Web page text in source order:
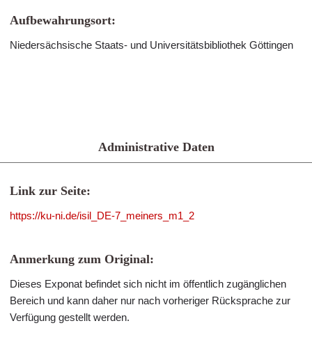
Aufbewahrungsort:
Niedersächsische Staats- und Universitätsbibliothek Göttingen
Administrative Daten
Link zur Seite:
https://ku-ni.de/isil_DE-7_meiners_m1_2
Anmerkung zum Original:
Dieses Exponat befindet sich nicht im öffentlich zugänglichen
Bereich und kann daher nur nach vorheriger Rücksprache zur
Verfügung gestellt werden.